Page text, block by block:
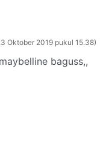
Oktober 2019 pukul 15.38
baguss,,